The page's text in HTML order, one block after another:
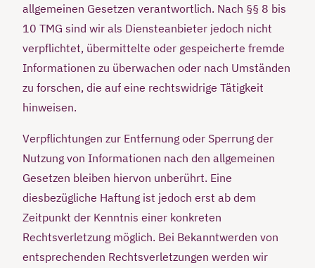
allgemeinen Gesetzen verantwortlich. Nach §§ 8 bis
10 TMG sind wir als Diensteanbieter jedoch nicht
verpflichtet, übermittelte oder gespeicherte fremde
Informationen zu überwachen oder nach Umständen
zu forschen, die auf eine rechtswidrige Tätigkeit
hinweisen.
Verpflichtungen zur Entfernung oder Sperrung der
Nutzung von Informationen nach den allgemeinen
Gesetzen bleiben hiervon unberührt. Eine
diesbezügliche Haftung ist jedoch erst ab dem
Zeitpunkt der Kenntnis einer konkreten
Rechtsverletzung möglich. Bei Bekanntwerden von
entsprechenden Rechtsverletzungen werden wir